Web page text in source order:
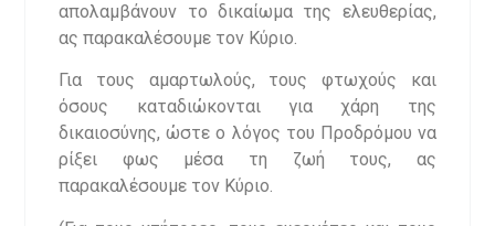
απολαμβάνουν το δικαίωμα της ελευθερίας,
ας παρακαλέσουμε τον Κύριο.
Για τους αμαρτωλούς, τους φτωχούς και
όσους καταδιώκονται για χάρη της
δικαιοσύνης, ώστε ο λόγος του Προδρόμου να
ρίξει φως μέσα τη ζωή τους, ας
παρακαλέσουμε τον Κύριο.